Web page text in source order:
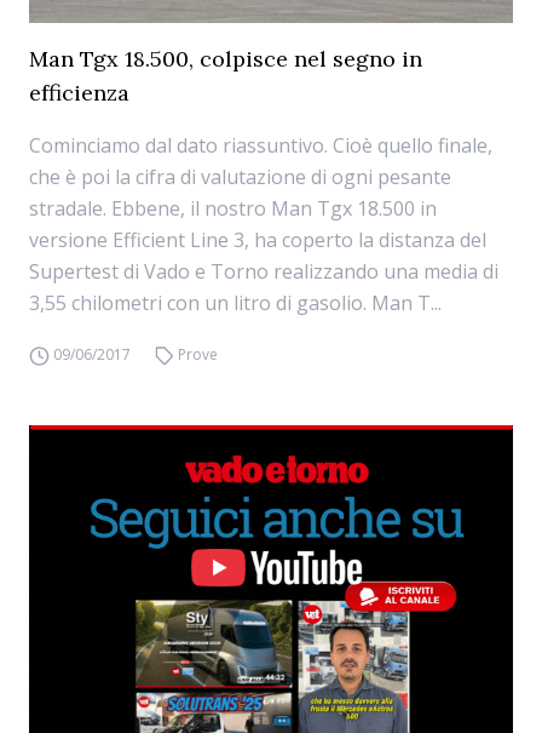
Man Tgx 18.500, colpisce nel segno in
efficienza
Cominciamo dal dato riassuntivo. Cioè quello finale,
che è poi la cifra di valutazione di ogni pesante
stradale. Ebbene, il nostro Man Tgx 18.500 in
versione Efficient Line 3, ha coperto la distanza del
Supertest di Vado e Torno realizzando una media di
3,55 chilometri con un litro di gasolio. Man T...
09/06/2017 Prove